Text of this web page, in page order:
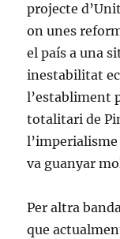
projecte
on unes
el país a una
inestabilitat
l’establiment
totalitari de
va guanyar
Per altra
que